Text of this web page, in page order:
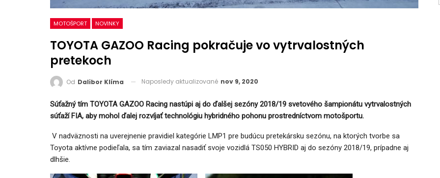
MOTOŠPORT NOVINKY
TOYOTA GAZOO Racing pokračuje vo vytrvalostných
pretekoch
Od Dalibor Klíma Naposledy aktualizované nov 9, 2020
Súťažný tím TOYOTA GAZOO Racing nastúpi aj do ďalšej sezóny 2018/19 svetového šampionátu vytrvalostných
súťaží FIA, aby mohol ďalej rozvíjať technológiu hybridného pohonu prostredníctvom motošportu.
V nadväznosti na uverejnenie pravidiel kategórie LMP1 pre budúcu pretekársku sezónu, na ktorých tvorbe sa
Toyota aktívne podieľala, sa tím zaviazal nasadiť svoje vozidlá TS050 HYBRID aj do sezóny 2018/19, prípadne aj
dlhšie.